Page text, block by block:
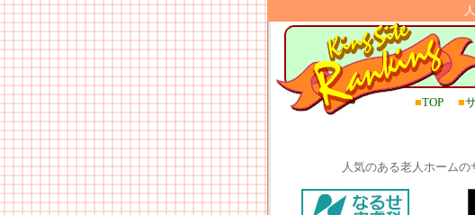
■TOP ■
人気のある老人ホーム